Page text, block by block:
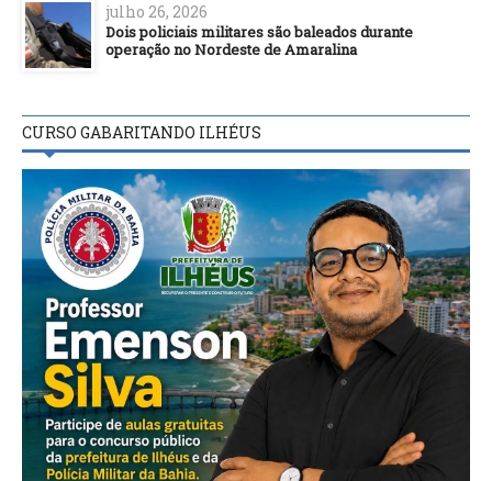
julho 26, 2026
Dois policiais militares são baleados durante
operação no Nordeste de Amaralina
CURSO GABARITANDO ILHÉUS